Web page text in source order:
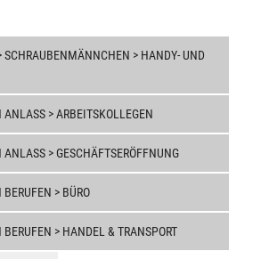
SCHRAUBENMÄNNCHEN > HANDY- UND
> ARBEITSKOLLEGEN
> GESCHÄFTSERÖFFNUNG
> BÜRO
> HANDEL & TRANSPORT